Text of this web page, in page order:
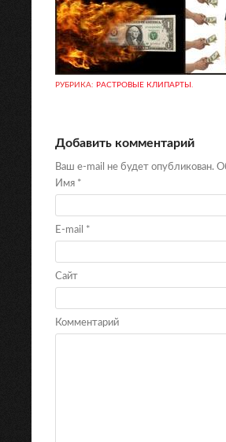
РУБРИКА: РАСТРОВЫЕ КЛИПАРТЫ .
Добавить комментарий
Ваш e-mail не будет опубликован.
Имя *
E-mail *
Сайт
Комментарий